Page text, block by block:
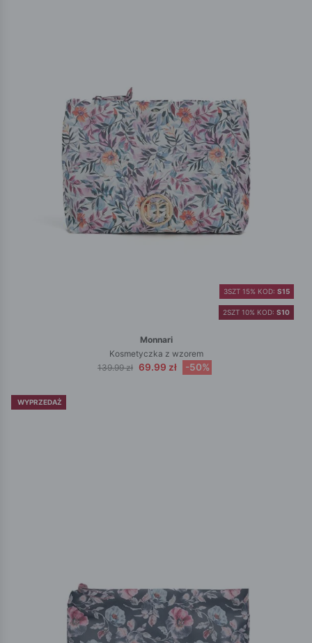
2SZT 10% KOD: S10
3SZT 15% KOD: S15
Monnari
Kosmetyczka z wzorem
139.99 zł 69.99 zł -50%
WYPRZEDAŻ